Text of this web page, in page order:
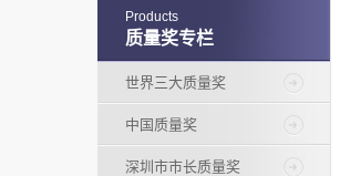
质量奖专栏
Products
世界三大质量奖
中国质量奖
深圳市市长质量奖